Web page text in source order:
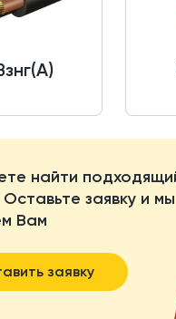
найти
заявку и мы
Вам
заявку